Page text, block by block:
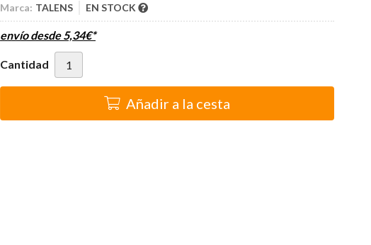
Marca: TALENS EN STOCK
envío desde 5,34€*
Cantidad
Añadir a la cesta